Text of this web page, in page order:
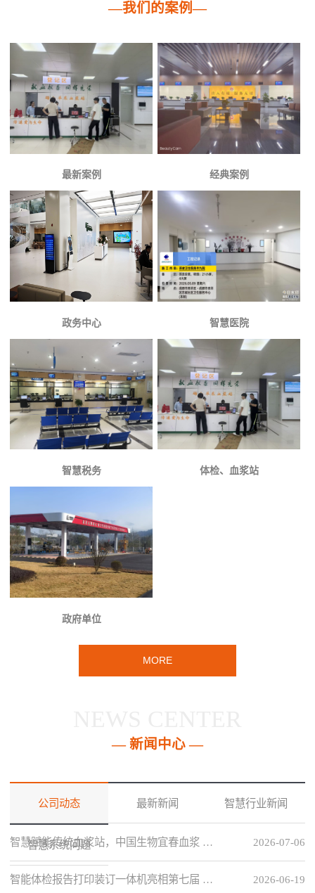
—我们的案例—
最新案例 经典案例
政务中心 智慧医院
智慧税务 体检、血浆站
政府单位
MORE
— 新闻中心 —
公司动态 最新新闻 智慧行业新闻
智慧系统问题 2026-07-06
智慧赋能传统血浆站，中国生物宜春血浆 …
2026-06-19
智能体检报告打印装订一体机亮相第七届 …